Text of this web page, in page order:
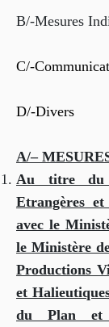
B/-Mesures
C/-
D/-Divers
A/–
Au titre du
Etrangères
avec le
le Ministère
Productions
et
du Plan et